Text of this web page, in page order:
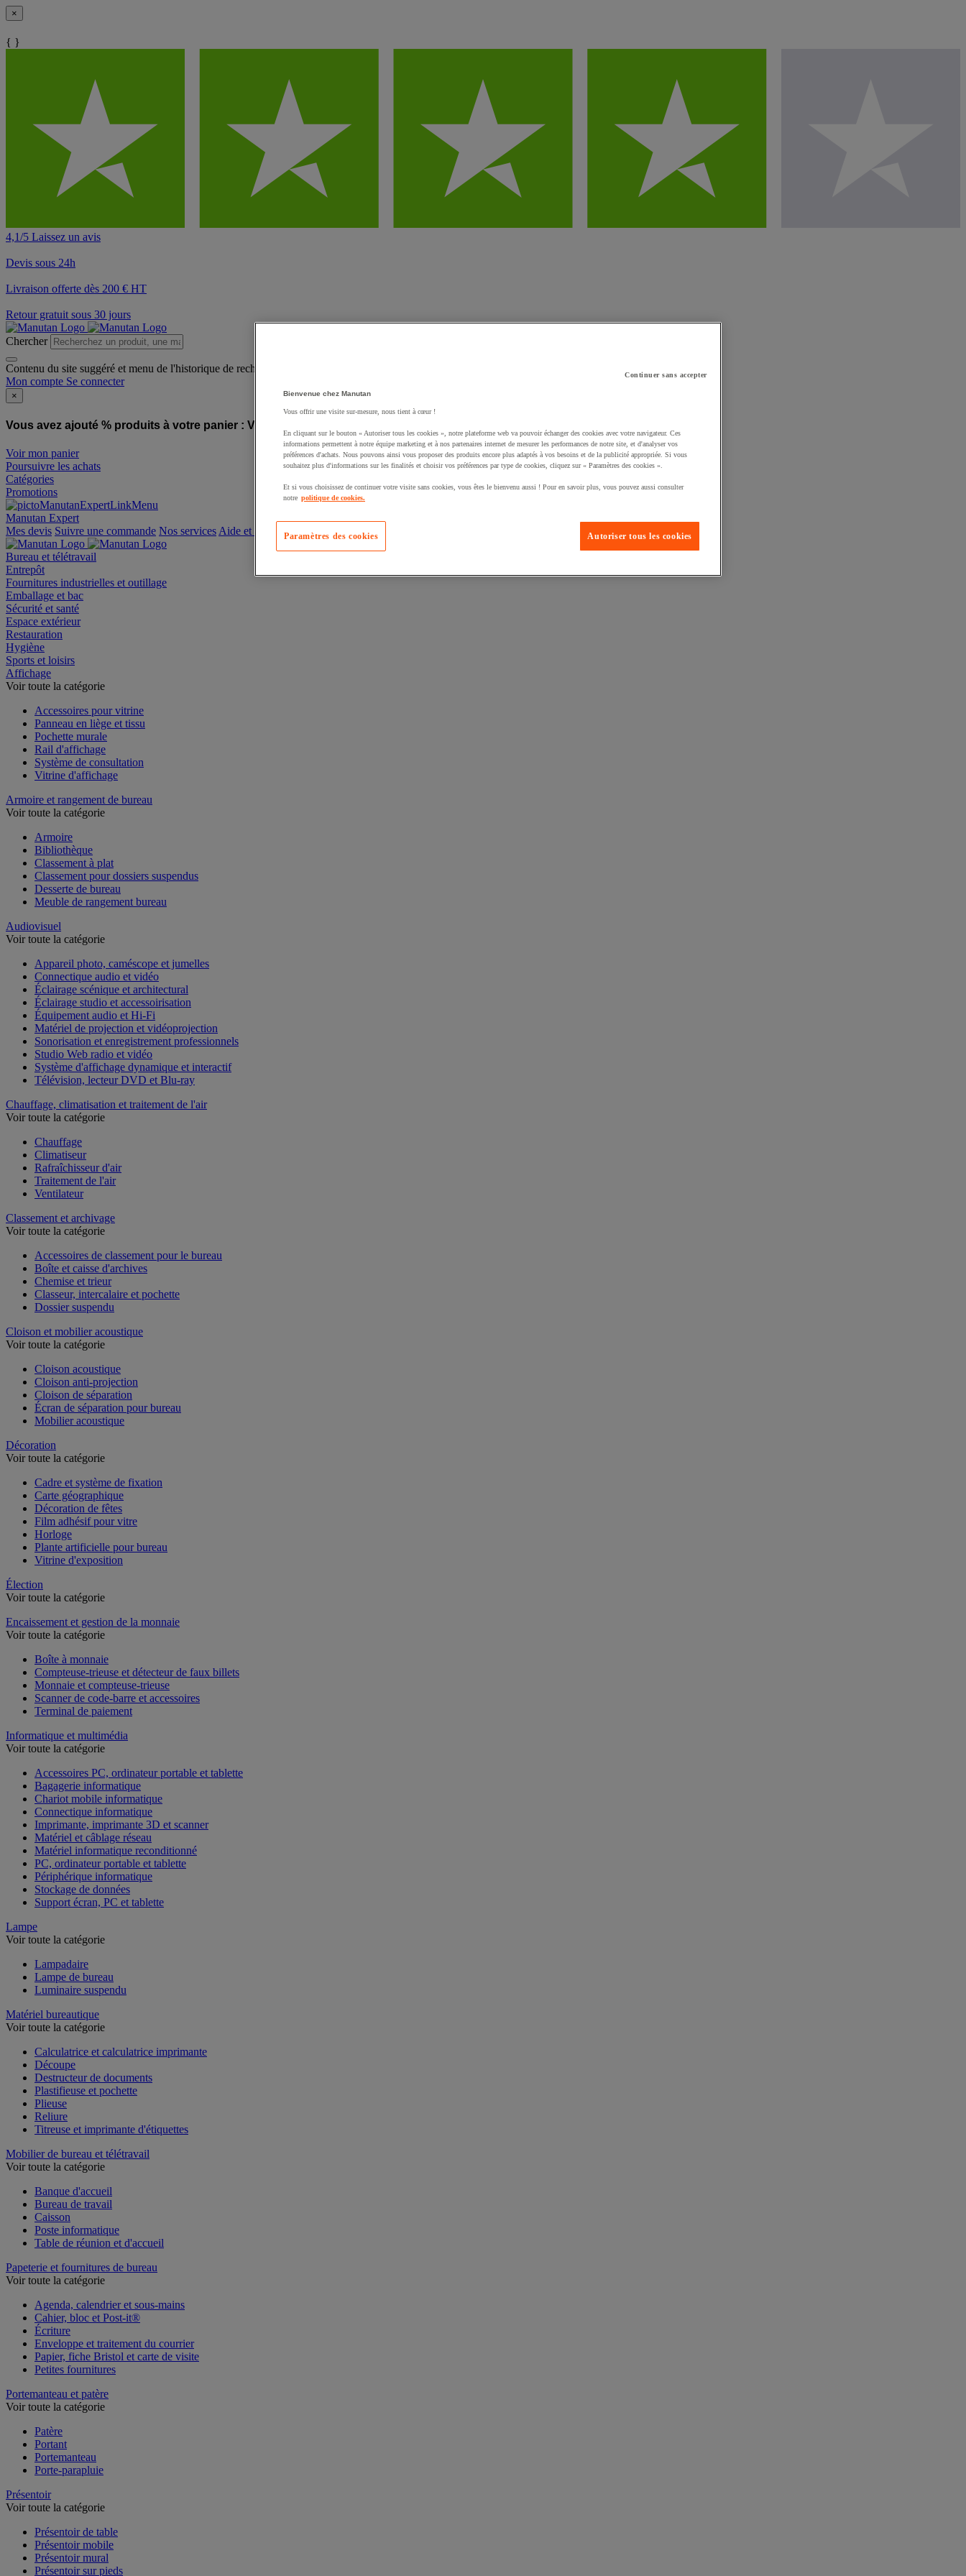
×
{ }
4,1/5 Laissez un avis
Devis sous 24h
Livraison offerte dès 200 € HT
Retour gratuit sous 30 jours
Chercher
Contenu du site suggéré et menu de l'historique de recherche
Mon compte Se connecter
×
Vous avez ajouté % produits à votre panier : Vous avez ajouté un produit à votre panier :
Voir mon panier
Poursuivre les achats
Catégories
Promotions
Manutan Expert
offre reconditionnée
Mes devis Suivre une commande Nos services Aide et contact
Bureau et télétravail
Entrepôt
Fournitures industrielles et outillage
Emballage et bac
Sécurité et santé
Espace extérieur
Restauration
Hygiène
Sports et loisirs
Affichage
Accessoires pour vitrine
Panneau en liège et tissu
Pochette murale
Rail d'affichage
Système de consultation
Armoire et rangement de bureau
Armoire
Bibliothèque
Classement à plat
Classement pour dossiers suspendus
Desserte de bureau
Audiovisuel
Appareil photo, caméscope et jumelles
Connectique audio et vidéo
Éclairage scénique et architectural
Éclairage studio et accessoirisation
Équipement audio et Hi-Fi
Matériel de projection et vidéoprojection
Sonorisation et enregistrement professionnels
Studio Web radio et vidéo
Système d'affichage dynamique et interactif
Chauffage, climatisation et traitement de l'air
Chauffage
Climatiseur
Rafraîchisseur d'air
Traitement de l'air
Classement et archivage
Accessoires de classement pour le bureau
Boîte et caisse d'archives
Chemise et trieur
Classeur, intercalaire et pochette
Cloison et mobilier acoustique
Cloison acoustique
Cloison anti-projection
Cloison de séparation
Écran de séparation pour bureau
Décoration
Cadre et système de fixation
Carte géographique
Décoration de fêtes
Film adhésif pour vitre
Horloge
Plante artificielle pour bureau
Élection
Encaissement et gestion de la monnaie
Boîte à monnaie
Compteuse-trieuse et détecteur de faux billets
Monnaie et compteuse-trieuse
Scanner de code-barre et accessoires
Informatique et multimédia
Accessoires PC, ordinateur portable et tablette
Bagagerie informatique
Chariot mobile informatique
Connectique informatique
Imprimante, imprimante 3D et scanner
Matériel et câblage réseau
Matériel informatique reconditionné
PC, ordinateur portable et tablette
Périphérique informatique
Stockage de données
Lampe
Lampadaire
Lampe de bureau
Matériel bureautique
Calculatrice et calculatrice imprimante
Découpe
Destructeur de documents
Plastifieuse et pochette
Plieuse
Reliure
Mobilier de bureau et télétravail
Banque d'accueil
Bureau de travail
Caisson
Poste informatique
Papeterie et fournitures de bureau
Agenda, calendrier et sous-mains
Cahier, bloc et Post-it®
Écriture
Enveloppe et traitement du courrier
Papier, fiche Bristol et carte de visite
Portemanteau et patère
Patère
Portant
Portemanteau
Présentoir
Présentoir de table
Présentoir mobile
Présentoir mural
Continuer sans accepter
Bienvenue chez Manutan
Vous offrir une visite sur-mesure, nous tient à cœur !
En cliquant sur le bouton « Autoriser tous les cookies », notre plateforme web va pouvoir échanger des cookies avec votre navigateur. Ces
informations permettent à notre équipe marketing et à nos partenaires internet de mesurer les performances de notre site, et d'analyser vos
préférences d'achats. Nous pouvons ainsi vous proposer des produits encore plus adaptés à vos besoins et de la publicité appropriée. Si vous
souhaitez plus d'informations sur les finalités et choisir vos préférences par type de cookies, cliquez sur « Paramètres des cookies ».
Et si vous choisissez de continuer votre visite sans cookies, vous êtes le bienvenu aussi ! Pour en savoir plus, vous pouvez aussi consulter
notre politique de cookies.
Autoriser tous les cookies
Paramètres des cookies